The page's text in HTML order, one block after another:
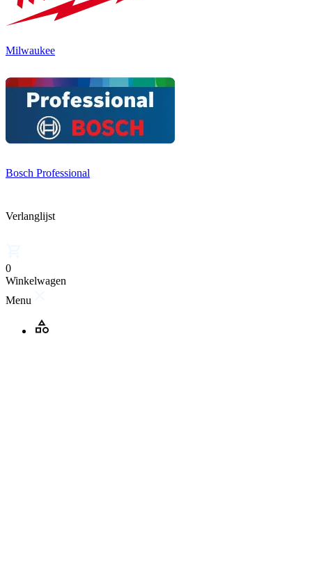
Milwaukee
Bosch Professional
Verlanglijst
0
Winkelwagen
Menu